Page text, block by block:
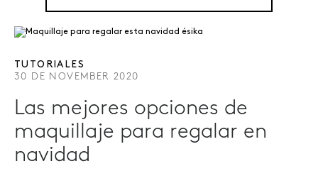
TUTORIALES
30 DE NOVEMBER 2020
Las mejores opciones de
maquillaje para regalar en
navidad